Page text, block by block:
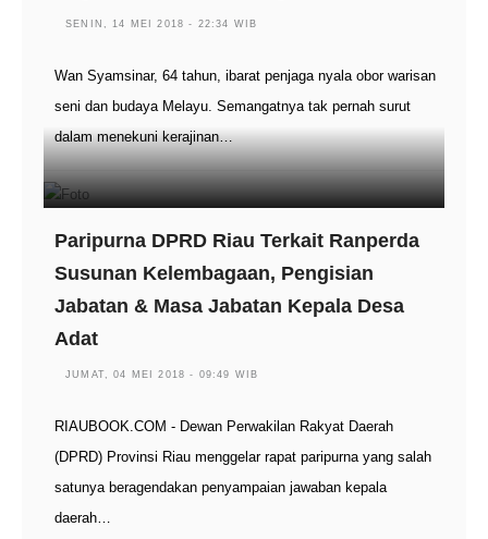
SENIN, 14 MEI 2018 - 22:34 WIB
Wan Syamsinar, 64 tahun, ibarat penjaga nyala obor warisan
seni dan budaya Melayu. Semangatnya tak pernah surut
dalam menekuni kerajinan…
Paripurna DPRD Riau Terkait Ranperda
Susunan Kelembagaan, Pengisian
Jabatan & Masa Jabatan Kepala Desa
Adat
JUMAT, 04 MEI 2018 - 09:49 WIB
RIAUBOOK.COM - Dewan Perwakilan Rakyat Daerah
(DPRD) Provinsi Riau menggelar rapat paripurna yang salah
satunya beragendakan penyampaian jawaban kepala
daerah…